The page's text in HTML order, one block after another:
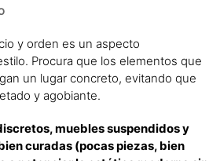
y orden es un aspecto
Procura que los elementos que
un lugar concreto, evitando que
y agobiante.
muebles suspendidos y
curadas (pocas piezas, bien